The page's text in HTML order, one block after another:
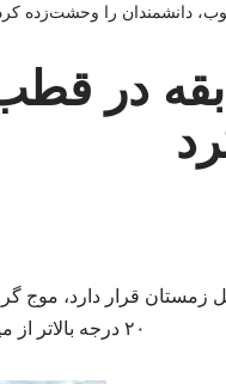
دانشمندان را وحشت‌زده
در قطب
زمستان قرار دارد، موج
۲۰ درجه بالاتر از میانگین فصلی برسد.